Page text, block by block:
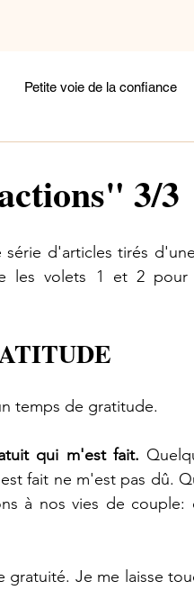
Petite voie de la confiance
3/3
d'articles tirés
les volets 1 et 2 pour
temps de gratitude.
qui m'est fait.
fait ne m'est pas dû.
à nos vies de
Je me laisse